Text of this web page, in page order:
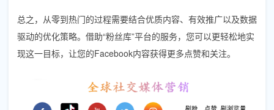
总之，从零到热门的过程需要结合优质内容、有效推广以及数据
驱动的优化策略。借助“粉丝库”平台的服务，您可以更轻松地实
现这一目标，让您的Facebook内容获得更多点赞和关注。